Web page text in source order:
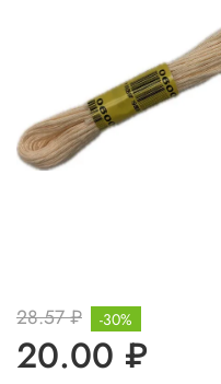
28.57 ₽
20.00 ₽
-30%